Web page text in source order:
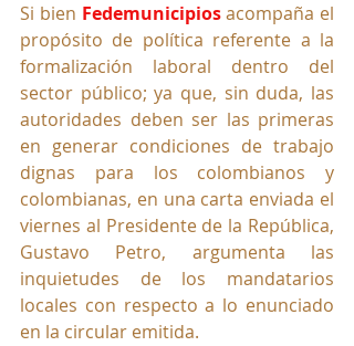
Si bien Fedemunicipios acompaña el
propósito de política referente a la
formalización laboral dentro del
sector público; ya que, sin duda, las
autoridades deben ser las primeras
en generar condiciones de trabajo
dignas para los colombianos y
colombianas, en una carta enviada el
viernes al Presidente de la República,
Gustavo Petro, argumenta las
inquietudes de los mandatarios
locales con respecto a lo enunciado
en la circular emitida.